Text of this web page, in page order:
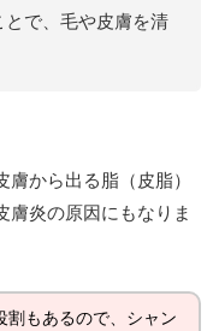
とで、毛や皮膚を清
膚から出る脂（皮脂）
膚炎の原因にもなりま
割もあるので、シャン